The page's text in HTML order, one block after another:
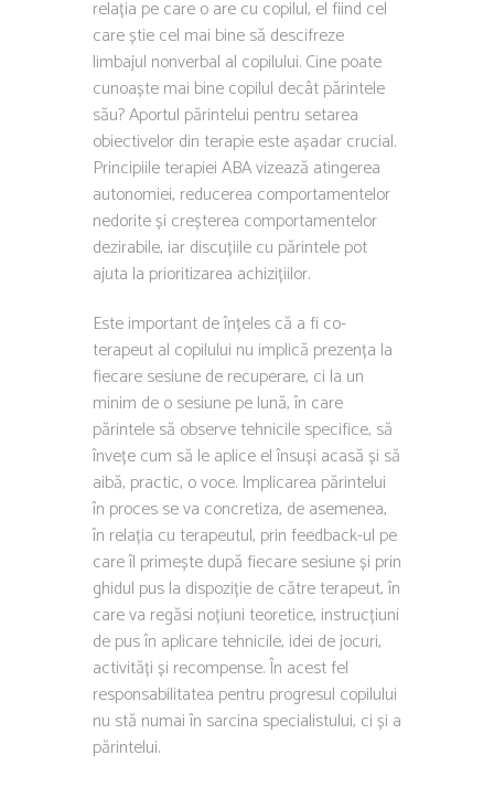
relația pe care o are cu copilul, el fiind cel
care știe cel mai bine să descifreze
limbajul nonverbal al copilului. Cine poate
cunoaște mai bine copilul decât părintele
său? Aportul părintelui pentru setarea
obiectivelor din terapie este așadar crucial.
Principiile terapiei ABA vizează atingerea
autonomiei, reducerea comportamentelor
nedorite și creșterea comportamentelor
dezirabile, iar discuțiile cu părintele pot
ajuta la prioritizarea achizițiilor.
Este important de înțeles că a fi co-
terapeut al copilului nu implică prezența la
fiecare sesiune de recuperare, ci la un
minim de o sesiune pe lună, în care
părintele să observe tehnicile specifice, să
învețe cum să le aplice el însuși acasă și să
aibă, practic, o voce. Implicarea părintelui
în proces se va concretiza, de asemenea,
în relația cu terapeutul, prin feedback-ul pe
care îl primește după fiecare sesiune și prin
ghidul pus la dispoziție de către terapeut, în
care va regăsi noțiuni teoretice, instrucțiuni
de pus în aplicare tehnicile, idei de jocuri,
activități și recompense. În acest fel
responsabilitatea pentru progresul copilului
nu stă numai în sarcina specialistului, ci și a
părintelui.